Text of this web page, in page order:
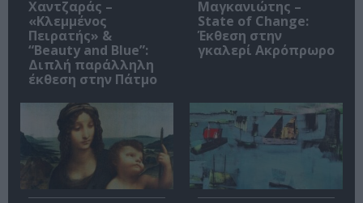
Χαντζαράς –
«Κλεμμένος
Πειρατής» &
“Beauty and Blue”:
Διπλή παράλληλη
έκθεση στην Πάτμο
Μαγκανιώτης –
State of Change:
Έκθεση στην
γκαλερί Ακρόπρωρο